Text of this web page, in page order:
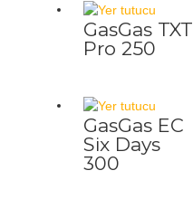
GasGas TXT
Pro 250
GasGas EC
Six Days
300